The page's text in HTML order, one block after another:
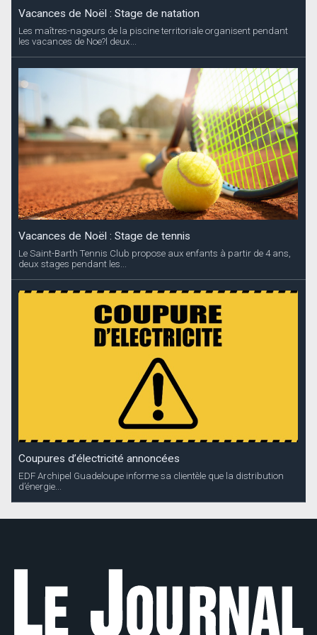
Vacances de Noël : Stage de natation
Les maîtres-nageurs de la piscine territoriale organisent pendant
les vacances de Noe?l deux...
Vacances de Noël : Stage de tennis
Le Saint-Barth Tennis Club propose aux enfants à partir de 4 ans,
deux stages pendant les...
Coupures d’électricité annoncées
EDF Archipel Guadeloupe informe sa clientèle que la distribution
d’énergie...